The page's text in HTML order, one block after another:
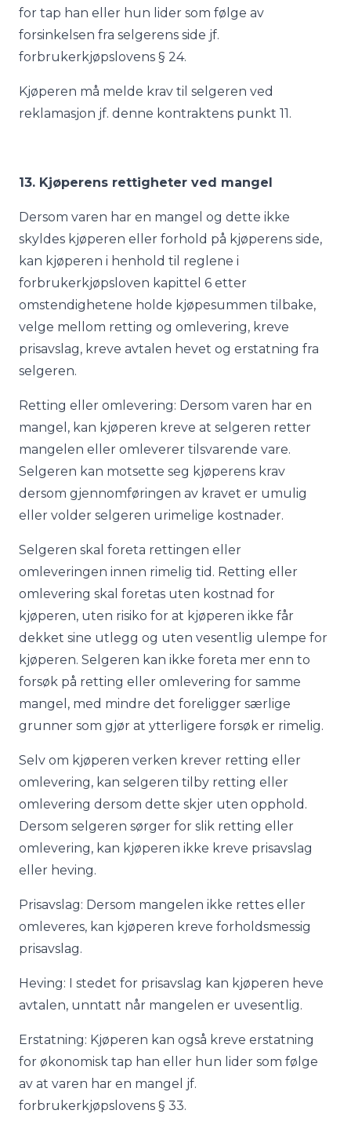
for tap han eller hun lider som følge av
forsinkelsen fra selgerens side jf.
forbrukerkjøpslovens § 24.
Kjøperen må melde krav til selgeren ved
reklamasjon jf. denne kontraktens punkt 11.
13. Kjøperens rettigheter ved mangel
Dersom varen har en mangel og dette ikke
skyldes kjøperen eller forhold på kjøperens side,
kan kjøperen i henhold til reglene i
forbrukerkjøpsloven kapittel 6 etter
omstendighetene holde kjøpesummen tilbake,
velge mellom retting og omlevering, kreve
prisavslag, kreve avtalen hevet og erstatning fra
selgeren.
Retting eller omlevering: Dersom varen har en
mangel, kan kjøperen kreve at selgeren retter
mangelen eller omleverer tilsvarende vare.
Selgeren kan motsette seg kjøperens krav
dersom gjennomføringen av kravet er umulig
eller volder selgeren urimelige kostnader.
Selgeren skal foreta rettingen eller
omleveringen innen rimelig tid. Retting eller
omlevering skal foretas uten kostnad for
kjøperen, uten risiko for at kjøperen ikke får
dekket sine utlegg og uten vesentlig ulempe for
kjøperen. Selgeren kan ikke foreta mer enn to
forsøk på retting eller omlevering for samme
mangel, med mindre det foreligger særlige
grunner som gjør at ytterligere forsøk er rimelig.
Selv om kjøperen verken krever retting eller
omlevering, kan selgeren tilby retting eller
omlevering dersom dette skjer uten opphold.
Dersom selgeren sørger for slik retting eller
omlevering, kan kjøperen ikke kreve prisavslag
eller heving.
Prisavslag: Dersom mangelen ikke rettes eller
omleveres, kan kjøperen kreve forholdsmessig
prisavslag.
Heving: I stedet for prisavslag kan kjøperen heve
avtalen, unntatt når mangelen er uvesentlig.
Erstatning: Kjøperen kan også kreve erstatning
for økonomisk tap han eller hun lider som følge
av at varen har en mangel jf.
forbrukerkjøpslovens § 33.